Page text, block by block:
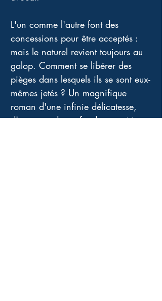
L'un comme l'autre font des
concessions pour être acceptés :
mais le naturel revient toujours au
galop. Comment se libérer des
pièges dans lesquels ils se sont eux-
mêmes jetés ? Un magnifique
roman d'une infinie délicatesse,
d'une grande profondeur, poétique